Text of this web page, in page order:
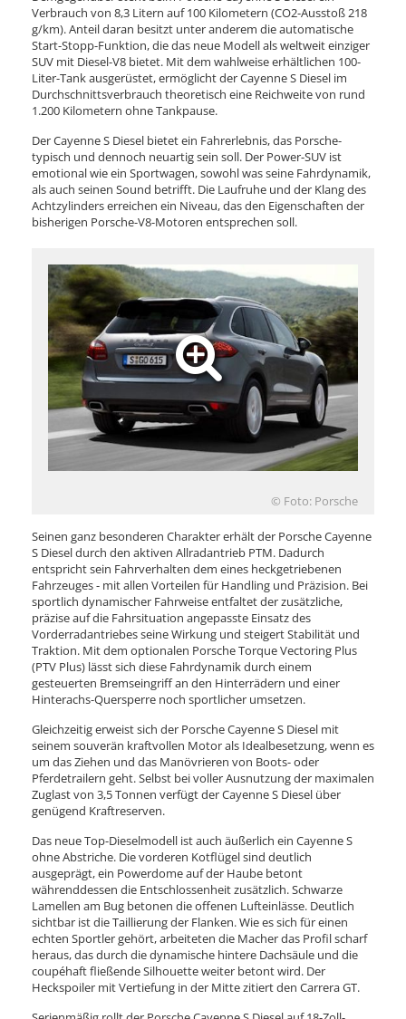
Verbrauch von 8,3 Litern auf 100 Kilometern (CO2-Ausstoß 218
g/km). Anteil daran besitzt unter anderem die automatische
Start-Stopp-Funktion, die das neue Modell als weltweit einziger
SUV mit Diesel-V8 bietet. Mit dem wahlweise erhältlichen 100-
Liter-Tank ausgerüstet, ermöglicht der Cayenne S Diesel im
Durchschnittsverbrauch theoretisch eine Reichweite von rund
1.200 Kilometern ohne Tankpause.
Der Cayenne S Diesel bietet ein Fahrerlebnis, das Porsche-
typisch und dennoch neuartig sein soll. Der Power-SUV ist
emotional wie ein Sportwagen, sowohl was seine Fahrdynamik,
als auch seinen Sound betrifft. Die Laufruhe und der Klang des
Achtzylinders erreichen ein Niveau, das den Eigenschaften der
bisherigen Porsche-V8-Motoren entsprechen soll.
© Foto: Porsche
Seinen ganz besonderen Charakter erhält der Porsche Cayenne
S Diesel durch den aktiven Allradantrieb PTM. Dadurch
entspricht sein Fahrverhalten dem eines heckgetriebenen
Fahrzeuges - mit allen Vorteilen für Handling und Präzision. Bei
sportlich dynamischer Fahrweise entfaltet der zusätzliche,
präzise auf die Fahrsituation angepasste Einsatz des
Vorderradantriebes seine Wirkung und steigert Stabilität und
Traktion. Mit dem optionalen Porsche Torque Vectoring Plus
(PTV Plus) lässt sich diese Fahrdynamik durch einem
gesteuerten Bremseingriff an den Hinterrädern und einer
Hinterachs-Quersperre noch sportlicher umsetzen.
Gleichzeitig erweist sich der Porsche Cayenne S Diesel mit
seinem souverän kraftvollen Motor als Idealbesetzung, wenn es
um das Ziehen und das Manövrieren von Boots- oder
Pferdetrailern geht. Selbst bei voller Ausnutzung der maximalen
Zuglast von 3,5 Tonnen verfügt der Cayenne S Diesel über
genügend Kraftreserven.
Das neue Top-Dieselmodell ist auch äußerlich ein Cayenne S
ohne Abstriche. Die vorderen Kotflügel sind deutlich
ausgeprägt, ein Powerdome auf der Haube betont
währenddessen die Entschlossenheit zusätzlich. Schwarze
Lamellen am Bug betonen die offenen Lufteinlässe. Deutlich
sichtbar ist die Taillierung der Flanken. Wie es sich für einen
echten Sportler gehört, arbeiteten die Macher das Profil scharf
heraus, das durch die dynamische hintere Dachsäule und die
coupéhaft fließende Silhouette weiter betont wird. Der
Heckspoiler mit Vertiefung in der Mitte zitiert den Carrera GT.